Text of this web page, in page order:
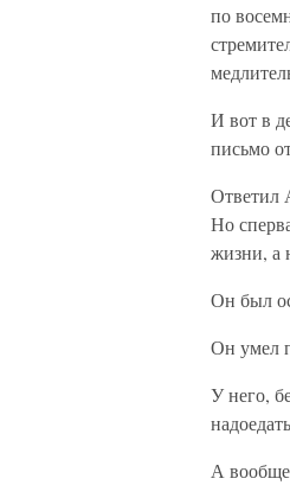
по
И вот в
письмо
Ответил
Но
жизни, а
Он был
Он умел
У него,
А